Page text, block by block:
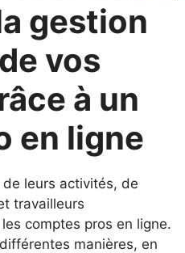
gestion
vos
à un
en ligne
de leurs activités, de
travailleurs
comptes pros en ligne.
manières, en